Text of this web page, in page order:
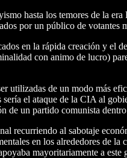
hasta los temores de la
por un público de
en la rápida creación y el
con animo de lucro)
utilizadas de un modo más
el ataque de la CIA al
de un partido comunista
recurriendo al sabotaje
en los alrededores de
mayoritariamente a